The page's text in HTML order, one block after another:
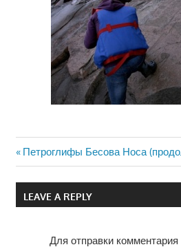
Навигация
по
Previous
Post:
Петроглифы Бесова Носа
LEAVE A REPLY
Для отправки